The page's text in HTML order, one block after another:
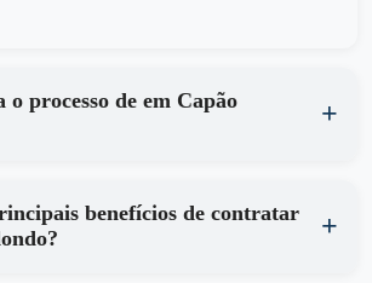
de em Capão
benefícios de contratar